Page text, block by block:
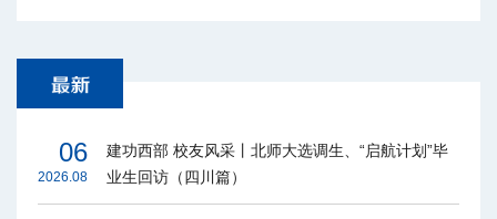
06
2026.08
建功西部 校友风采丨北师大选调生、“启航计划”毕
业生回访（四川篇）